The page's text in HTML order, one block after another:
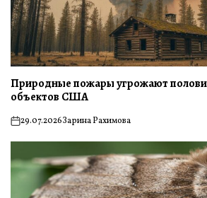
Природные пожары угрожают
объектов США
on29.07.2026Зарина Рахимова